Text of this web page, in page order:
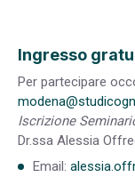
Ingresso
Per partecipare
Iscrizione
Dr.ssa Alessia
Email: